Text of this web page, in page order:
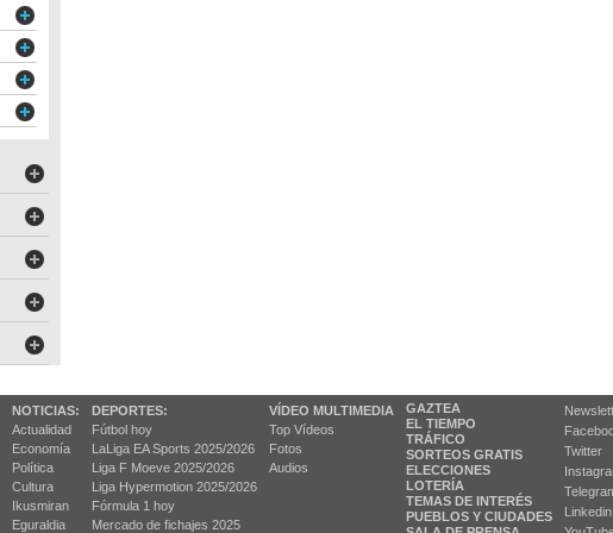
NOTICIAS:
Actualidad
Economía
Política
Cultura
Ikusmiran
Eguraldia
DEPORTES:
Fútbol hoy
LaLiga EA Sports 2025/2026
Liga F Moeve 2025/2026
Liga Hypermotion 2025/2026
Fórmula 1 hoy
Mercado de fichajes 2025
VÍDEO MULTIMEDIA
Top Vídeos
Fotos
Audios
GAZTEA
EL TIEMPO
TRÁFICO
SORTEOS GRATIS
ELECCIONES
LOTERÍA
TEMAS DE INTERÉS
PUEBLOS Y CIUDADES
Twitter
Linkedin